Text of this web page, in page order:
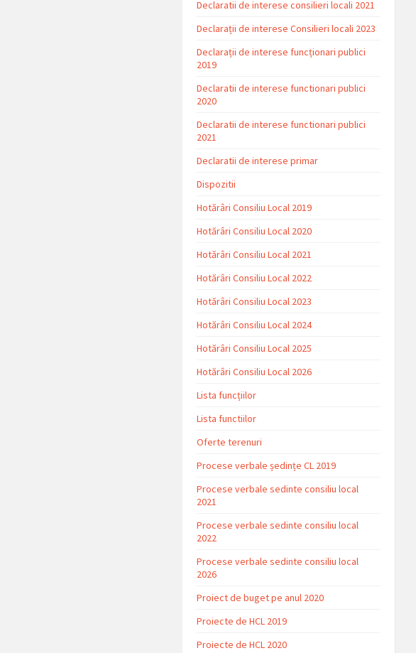
Declaratii de interese consilieri locali 2021
Declarații de interese Consilieri locali 2023
Declarații de interese funcționari publici
2019
Declaratii de interese functionari publici
2020
Declaratii de interese functionari publici
2021
Declaratii de interese primar
Dispozitii
Hotărâri Consiliu Local 2019
Hotărâri Consiliu Local 2020
Hotărâri Consiliu Local 2021
Hotărâri Consiliu Local 2022
Hotărâri Consiliu Local 2023
Hotărâri Consiliu Local 2024
Hotărâri Consiliu Local 2025
Hotărâri Consiliu Local 2026
Lista funcțiilor
Lista functiilor
Oferte terenuri
Procese verbale ședințe CL 2019
Procese verbale sedinte consiliu local
2021
Procese verbale sedinte consiliu local
2022
Procese verbale sedinte consiliu local
2026
Proiect de buget pe anul 2020
Proiecte de HCL 2019
Proiecte de HCL 2020